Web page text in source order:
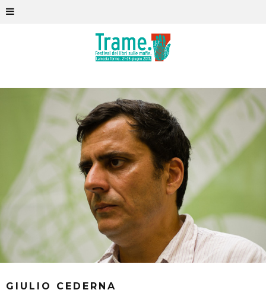
GIULIO CEDERNA